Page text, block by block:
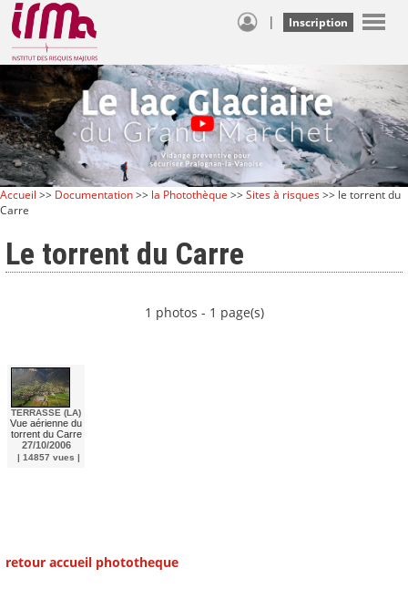
| Inscription
Accueil >> Documentation>> la Photothèque >>Sites à risques>> le torrent du
Carre
Le torrent du Carre
1 photos - 1 page(s)
TERRASSE (LA)
Vue aérienne du
torrent du Carre
27/10/2006
| 14857 vues |
retour accueil phototheque